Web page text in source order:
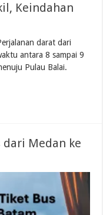
Keindahan
darat dari
antara 8 sampai 9
Pulau Balai.
dari Medan ke